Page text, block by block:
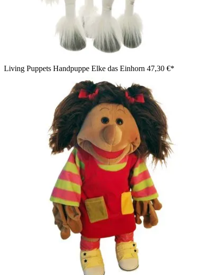
Living Puppets Handpuppe Mirka mit blonden Zöpfchen in
gelber Strickjacke, gestreiftem Rock und grauen Leggings,
Living Puppets Handpuppe Elke das Einhorn 47,30 €*